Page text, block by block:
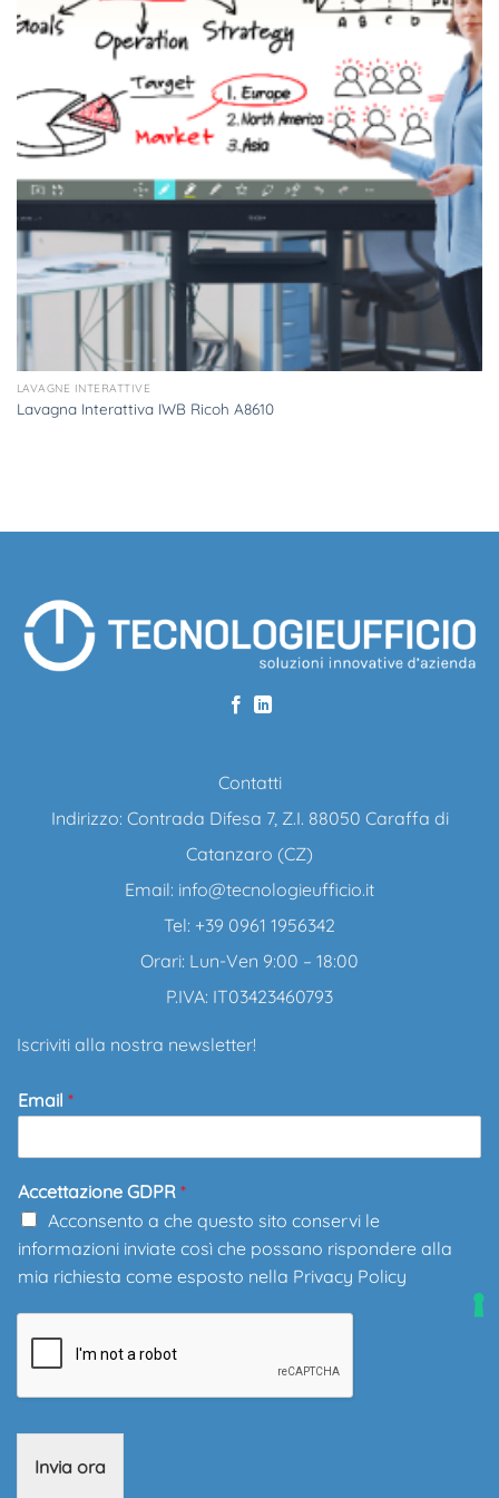
LAVAGNE INTERATTIVE
Lavagna Interattiva IWB Ricoh A8610
Contatti
Indirizzo: Contrada Difesa 7, Z.I. 88050 Caraffa di
Catanzaro (CZ)
Email: info@tecnologieufficio.it
Tel: +39 0961 1956342
Orari: Lun-Ven 9:00 – 18:00
P.IVA: IT03423460793
Iscriviti alla nostra newsletter!
Email *
Accettazione GDPR *
Acconsento a che questo sito conservi le
informazioni inviate così che possano rispondere alla
mia richiesta come esposto nella Privacy Policy
Invia ora